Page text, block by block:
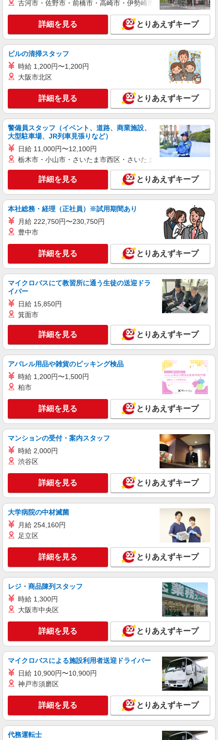
派遣社員
高収入を目指したい方必見！未経験でも日収1
万〜可！看護助手
時給1450円〜2062円 ＜日払い有/週払い有/交
通費全支給(ガソリン代含む)＞
熊本市西区 熊本駅周辺
キープ 詳細を見る
派遣社員
株式会社kotrio /●KM-H-1959667
20代〜50代活躍中！デイサービスの看護師＊
残業なし◎日勤のみ
時給2000円〜2500円＜交通費全額支給(ガソリ
ン代含む)/日払い可/週払い可＞
熊本市西区 熊本駅周辺
キープ 詳細を見る
派遣社員
株式会社kotrio /●KM-H-1906766
熊本市西区≫タイパ重視で稼げる看護助手＊無
料資格支援で時給UP
時給1450円〜2062円 ＜日払い有/週払い有/交
通費全支給(ガソリン代含む)＞
熊本市西区 熊本駅周辺
キープ 詳細を見る
派遣社員
株式会社kotrio /●KM-H-1980753
熊本市西区＊看護助手＊日払いOK！推し活の
軍資金も即ゲット◎
時給1450円〜2062円 ＜日払い有/週払い有/交
通費全支給(ガソリン代含む)＞
キープ 詳細を見る
派遣社員
株式会社kotrio /●KM-H-1944125
西区／住宅型有料老人ホームの看護師＊履歴書
時給2000円〜2500円＜ガソリン代含め交通費
全額支給/日払い・週払いOK＞
熊本市西区 熊本駅周辺
キープ 詳細を見る
派遣社員
株式会社kotrio /●KM-H-2020739
≪熊本市西区≫年齢不問！０からスタートでも
活躍できる看護助手♪
時給1450円〜2062円 ＜日払い有/週払い有/交
通費全支給(ガソリン代含む)＞
詳細を見る
派遣社員
株式会社kotrio /●KM-H-1944290
デイサービス看護STAFF｜面接なし！履歴書
不要！ブランクOK◎
時給2300円〜2875円＜交通費全額支給(ガソリ
ン代含む)/日払い可/週払い可＞
熊本市西区 熊本駅周辺
詳細を見る
古河市・佐野市・前橋市・高崎市・伊勢崎市・太田市・館林市
詳細を見る とりあえずキープ
ビルの清掃スタッフ
時給 1,200円〜1,200円
大阪市北区
詳細を見る とりあえずキープ
警備員スタッフ（イベント、道路、商業施設、
大型駐車場、JR列車見張りなど）
日給 11,000円〜12,100円
栃木市・小山市・さいたま市西区・さいたま市岩槻区・久喜市・
詳細を見る とりあえずキープ
本社総務・経理（正社員）※試用期間あり
月給 222,750円〜230,750円
豊中市
詳細を見る とりあえずキープ
マイクロバスにて教習所に通う生徒の送迎ドラ
イバー
日給 15,850円
箕面市
詳細を見る とりあえずキープ
アパレル用品や雑貨のピッキング検品
時給 1,200円〜1,500円
柏市
詳細を見る とりあえずキープ
マンションの受付・案内スタッフ
時給 2,000円
渋谷区
詳細を見る とりあえずキープ
大学病院の中材滅菌
月給 254,160円
足立区
詳細を見る とりあえずキープ
レジ・商品陳列スタッフ
時給 1,300円
大阪市中央区
詳細を見る とりあえずキープ
マイクロバスによる施設利用者送迎ドライバー
日給 10,900円〜10,900円
神戸市須磨区
詳細を見る とりあえずキープ
代務運転士